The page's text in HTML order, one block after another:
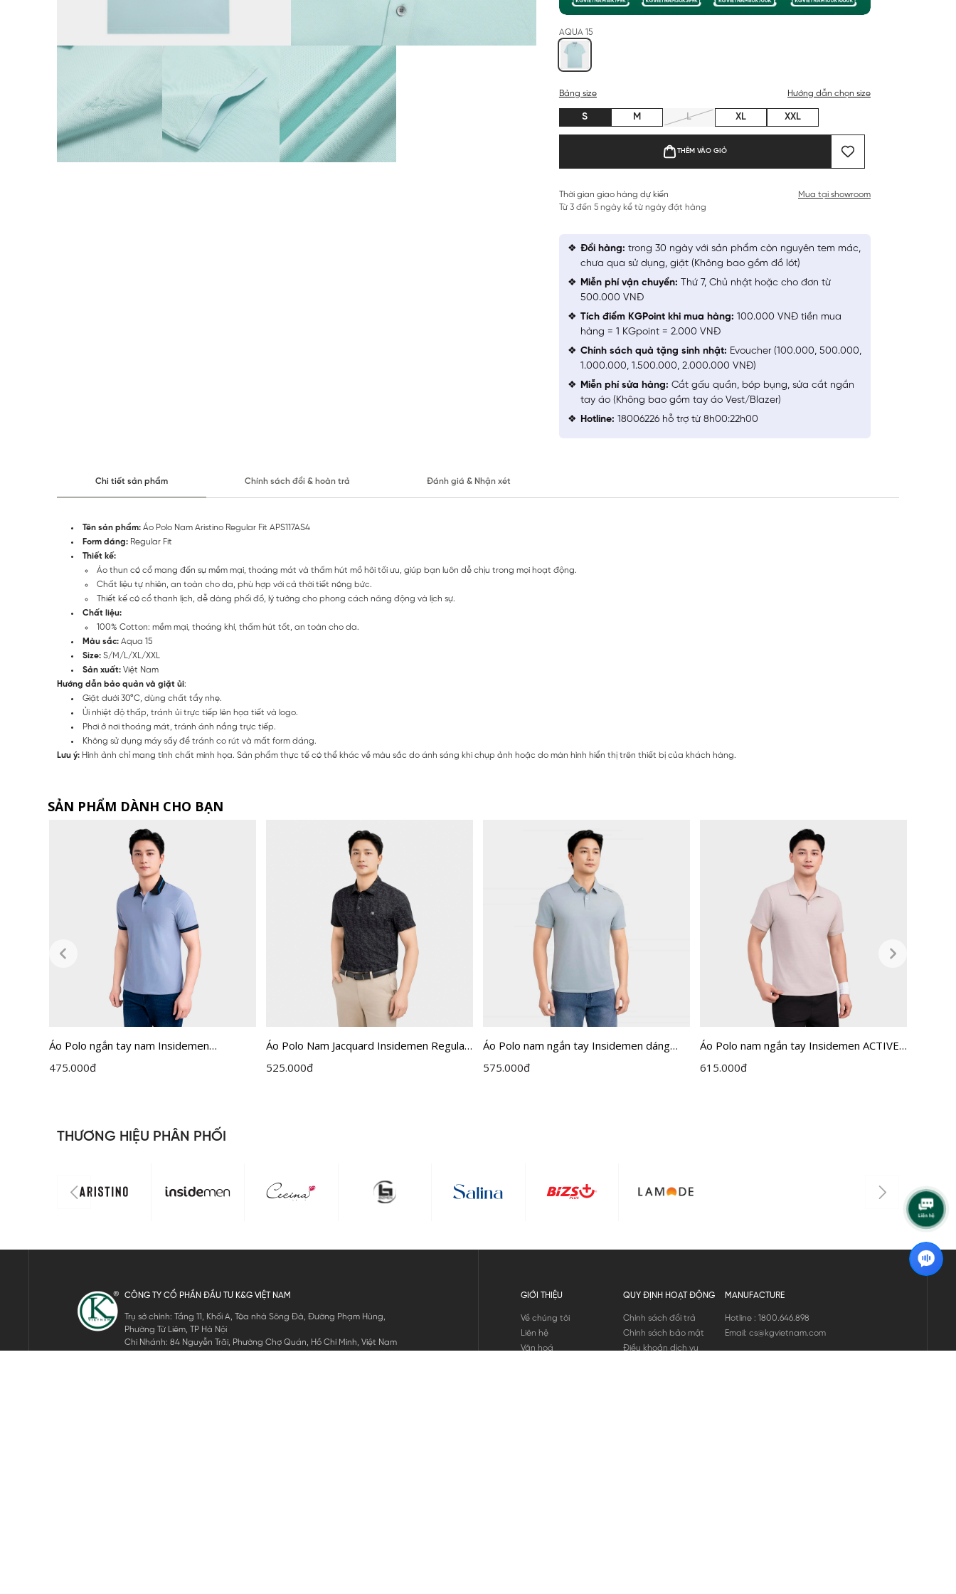
AQUA 15
Bảng size Hướng dẫn chọn size
S M L XL XXL
THÊM VÀO GIỎ
Thời gian giao hàng dự kiến
Từ 3 đến 5 ngày kể từ ngày đặt hàng
Mua tại showroom
Đổi hàng: trong 30 ngày với sản phẩm còn nguyên tem mác,
chưa qua sử dụng, giặt (Không bao gồm đồ lót)
Miễn phí vận chuyển: Thứ 7, Chủ nhật hoặc cho đơn từ
500.000 VNĐ
Tích điểm KGPoint khi mua hàng: 100.000 VNĐ tiền mua
hàng = 1 KGpoint = 2.000 VNĐ
Chính sách quà tặng sinh nhật: Evoucher (100.000, 500.000,
1.000.000, 1.500.000, 2.000.000 VNĐ)
Miễn phí sửa hàng: Cắt gấu quần, bóp bụng, sửa cắt ngắn
tay áo (Không bao gồm tay áo Vest/Blazer)
Hotline: 18006226 hỗ trợ từ 8h00:22h00
Chi tiết sản phẩm Chính sách đổi & hoàn trả Đánh giá & Nhận xét
Tên sản phẩm: Áo Polo Nam Aristino Regular Fit APS117AS4
Form dáng: Regular Fit
Thiết kế:
Áo thun có cổ mang đến sự mềm mại, thoáng mát và thấm hút mồ hôi tối ưu, giúp bạn luôn dễ chịu trong mọi hoạt động.
Chất liệu tự nhiên, an toàn cho da, phù hợp với cả thời tiết nóng bức.
Thiết kế có cổ thanh lịch, dễ dàng phối đồ, lý tưởng cho phong cách năng động và lịch sự.
Chất liệu:
100% Cotton: mềm mại, thoáng khí, thấm hút tốt, an toàn cho da.
Màu sắc: Aqua 15
Size: S/M/L/XL/XXL
Sản xuất: Việt Nam
Hướng dẫn bảo quản và giặt ủi:
Giặt dưới 30°C, dùng chất tẩy nhẹ.
Ủi nhiệt độ thấp, tránh ủi trực tiếp lên họa tiết và logo.
Phơi ở nơi thoáng mát, tránh ánh nắng trực tiếp.
Không sử dụng máy sấy để tránh co rút và mất form dáng.
Lưu ý: Hình ảnh chỉ mang tính chất minh họa. Sản phẩm thực tế có thể khác về màu sắc do ánh sáng khi chụp ảnh hoặc do màn hình hiển thị trên thiết bị của khách hàng.
SẢN PHẨM DÀNH CHO BẠN
Áo Polo ngắn tay nam Insidemen
IPS035MAH0
475.000đ
Áo Polo Nam Jacquard Insidemen Regular
Fit IPS083MAH0
525.000đ
Áo Polo nam ngắn tay Insidemen dáng
Regular Fit IPS120MAH0
575.000đ
Áo Polo nam ngắn tay Insidemen ACTIVE
IPS112EDP01
615.000đ
THƯƠNG HIỆU PHÂN PHỐI
CÔNG TY CỔ PHẦN ĐẦU TƯ K&G VIỆT NAM
Trụ sở chính: Tầng 11, Khối A, Tòa nhà Sông Đà, Đường Phạm Hùng,
Phường Từ Liêm, TP Hà Nội
Chi Nhánh: 84 Nguyễn Trãi, Phường Chợ Quán, Hồ Chí Minh, Việt Nam
GIỚI THIỆU
Về chúng tôi
Liên hệ
Văn hoá
QUY ĐỊNH HOẠT ĐỘNG
Chính sách đổi trả
Chính sách bảo mật
Điều khoản dịch vụ
MANUFACTURE
Hotline : 1800.646.898
Email: cs@kgvietnam.com